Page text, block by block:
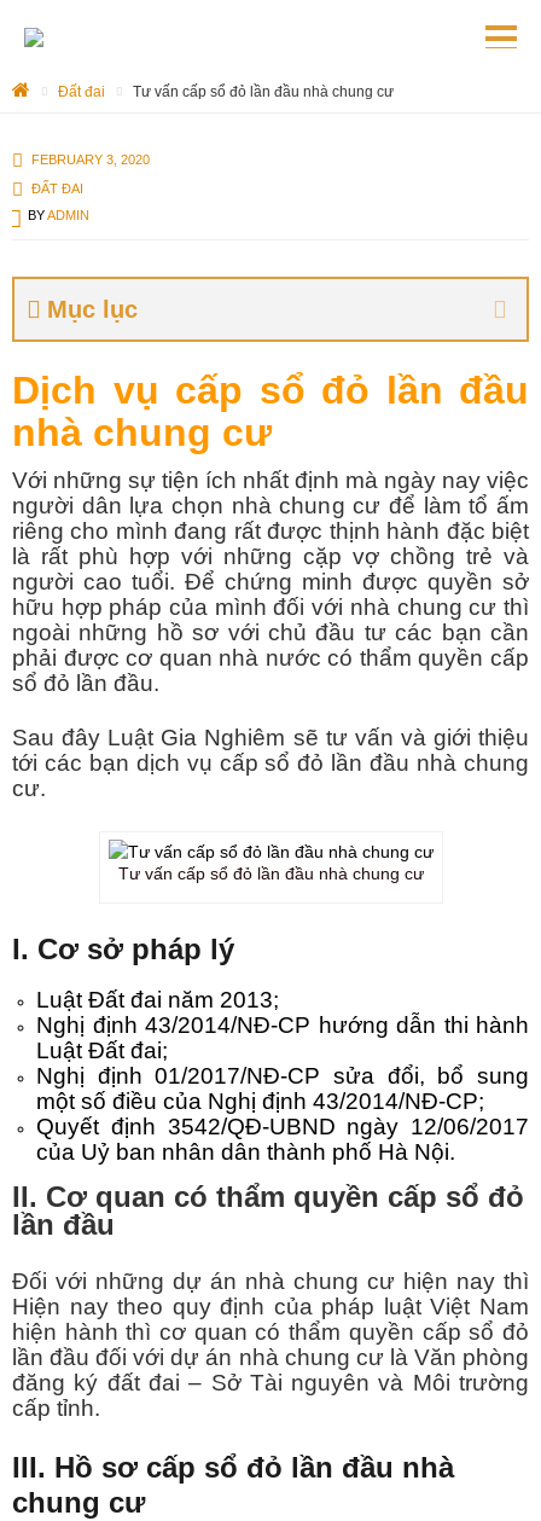
Đất đai Tư vấn cấp sổ đỏ lần đầu nhà chung cư
FEBRUARY 3, 2020
ĐẤT ĐAI
BYADMIN
Mục lục
Dịch vụ cấp sổ đỏ lần đầu
nhà chung cư
Với những sự tiện ích nhất định mà ngày nay việc
người dân lựa chọn nhà chung cư để làm tổ ấm
riêng cho mình đang rất được thịnh hành đặc biệt
là rất phù hợp với những cặp vợ chồng trẻ và
người cao tuổi. Để chứng minh được quyền sở
hữu hợp pháp của mình đối với nhà chung cư thì
ngoài những hồ sơ với chủ đầu tư các bạn cần
phải được cơ quan nhà nước có thẩm quyền cấp
sổ đỏ lần đầu.
Sau đây Luật Gia Nghiêm sẽ tư vấn và giới thiệu
tới các bạn dịch vụ cấp sổ đỏ lần đầu nhà chung
cư.
Tư vấn cấp sổ đỏ lần đầu nhà chung cư
I. Cơ sở pháp lý
Luật Đất đai năm 2013;
Nghị định 43/2014/NĐ-CP hướng dẫn thi hành
Luật Đất đai;
Nghị định 01/2017/NĐ-CP sửa đổi, bổ sung
một số điều của Nghị định 43/2014/NĐ-CP;
Quyết định 3542/QĐ-UBND ngày 12/06/2017
của Uỷ ban nhân dân thành phố Hà Nội.
II. Cơ quan có thẩm quyền cấp sổ đỏ
lần đầu
Đối với những dự án nhà chung cư hiện nay thì
Hiện nay theo quy định của pháp luật Việt Nam
hiện hành thì cơ quan có thẩm quyền cấp sổ đỏ
lần đầu đối với dự án nhà chung cư là Văn phòng
đăng ký đất đai – Sở Tài nguyên và Môi trường
cấp tỉnh.
III. Hồ sơ cấp sổ đỏ lần đầu nhà
chung cư